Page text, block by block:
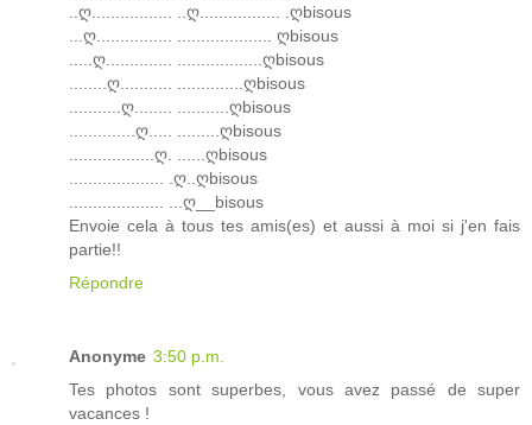
..ღ................. ..ღ................. .ღbisous
...ღ................ .................... ღbisous
.....ღ.............. ..................ღbisous
........ღ........... ..............ღbisous
...........ღ........ ...........ღbisous
..............ღ..... .........ღbisous
..................ღ. ......ღbisous
.................... .ღ..ღbisous
.................... ...ღ__bisous
Envoie cela à tous tes amis(es) et aussi à moi si j'en fais
partie!!
Répondre
Anonyme 3:50 p.m.
Tes photos sont superbes, vous avez passé de super
vacances !